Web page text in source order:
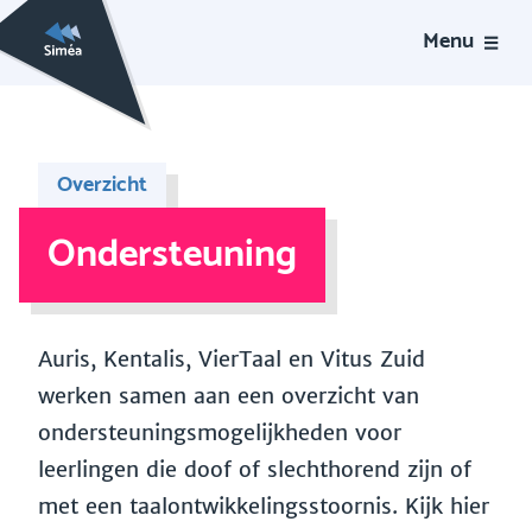
Menu
Overzicht
Ondersteuning
Auris, Kentalis, VierTaal en Vitus Zuid
werken samen aan een overzicht van
ondersteuningsmogelijkheden voor
leerlingen die doof of slechthorend zijn of
met een taalontwikkelingsstoornis. Kijk hier